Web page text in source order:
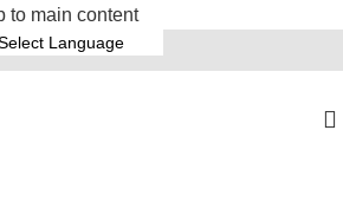
to main content